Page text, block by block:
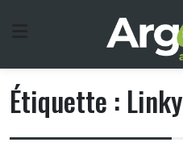
Étiquette : Linky